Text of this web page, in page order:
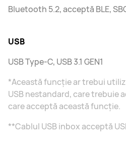
Bluetooth 5.2, acceptă BLE,
USB
USB Type-C, USB 3.1 GEN1
*Această funcție ar trebui
USB nestandard, care trebuie
care acceptă această funcție.
**Cablul USB inbox acceptă